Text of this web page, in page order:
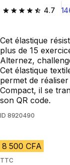
4.7
4.7 out of 5 stars
Cet élastique
plus de 15
Alternez,
Cet élastique
permet de
Compact, il se
son QR code.
ID 8920490
8 500 CFA
TTC